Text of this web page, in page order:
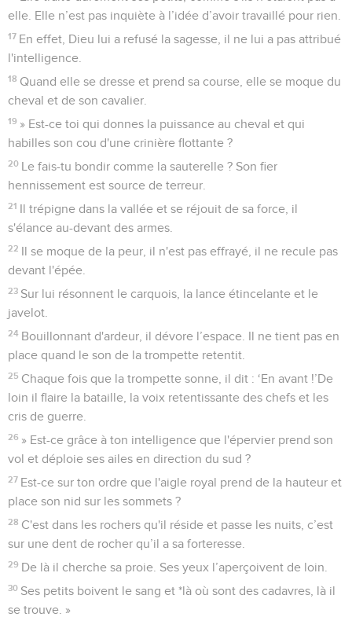
elle. Elle n’est pas inquiète à l’idée d’avoir travaillé pour rien.
17 En effet, Dieu lui a refusé la sagesse, il ne lui a pas attribué
l'intelligence.
18 Quand elle se dresse et prend sa course, elle se moque du
cheval et de son cavalier.
19 » Est-ce toi qui donnes la puissance au cheval et qui
habilles son cou d'une crinière flottante ?
20 Le fais-tu bondir comme la sauterelle ? Son fier
hennissement est source de terreur.
21 Il trépigne dans la vallée et se réjouit de sa force, il
s'élance au-devant des armes.
22 Il se moque de la peur, il n'est pas effrayé, il ne recule pas
devant l'épée.
23 Sur lui résonnent le carquois, la lance étincelante et le
javelot.
24 Bouillonnant d'ardeur, il dévore l’espace. Il ne tient pas en
place quand le son de la trompette retentit.
25 Chaque fois que la trompette sonne, il dit : ‘En avant !’De
loin il flaire la bataille, la voix retentissante des chefs et les
cris de guerre.
26 » Est-ce grâce à ton intelligence que l'épervier prend son
vol et déploie ses ailes en direction du sud ?
27 Est-ce sur ton ordre que l'aigle royal prend de la hauteur et
place son nid sur les sommets ?
28 C'est dans les rochers qu'il réside et passe les nuits, c’est
sur une dent de rocher qu’il a sa forteresse.
29 De là il cherche sa proie. Ses yeux l’aperçoivent de loin.
30 Ses petits boivent le sang et *là où sont des cadavres, là il
se trouve. »